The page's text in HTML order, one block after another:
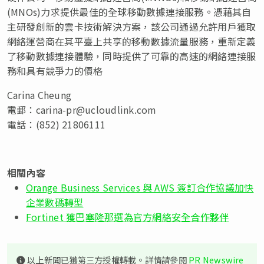
(MNOs)力求提供最佳的全球移動數據連接服務。憑藉其自
主研發創新的雲卡技術解決方案，該公司通過允許用戶獲取
網絡運營商在其平臺上共享的移動數據流量服務，重新定義
了移動數據連接體驗，同時提供了可靠的高速的網絡連接服
務和具有競爭力的價格
Carina Cheung
電郵： carina-pr@ucloudlink.com
電話：(852) 21806111
相關內容
Orange Business Services 與 AWS 簽訂合作協議加快
企業數碼轉型
Fortinet 獲巴塞隆那選為官方網絡安全合作夥伴
以上新聞已獲第三方授權轉載。詳情請參閱PR Newswire